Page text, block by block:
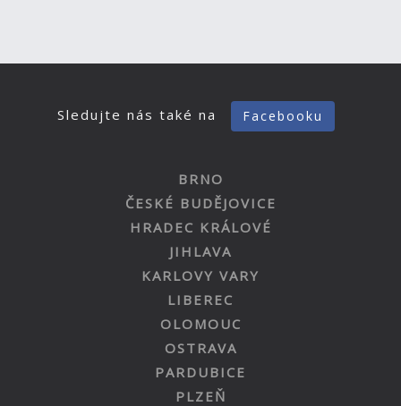
Sledujte nás také na Facebooku
BRNO
ČESKÉ BUDĚJOVICE
HRADEC KRÁLOVÉ
JIHLAVA
KARLOVY VARY
LIBEREC
OLOMOUC
OSTRAVA
PARDUBICE
PLZEŇ